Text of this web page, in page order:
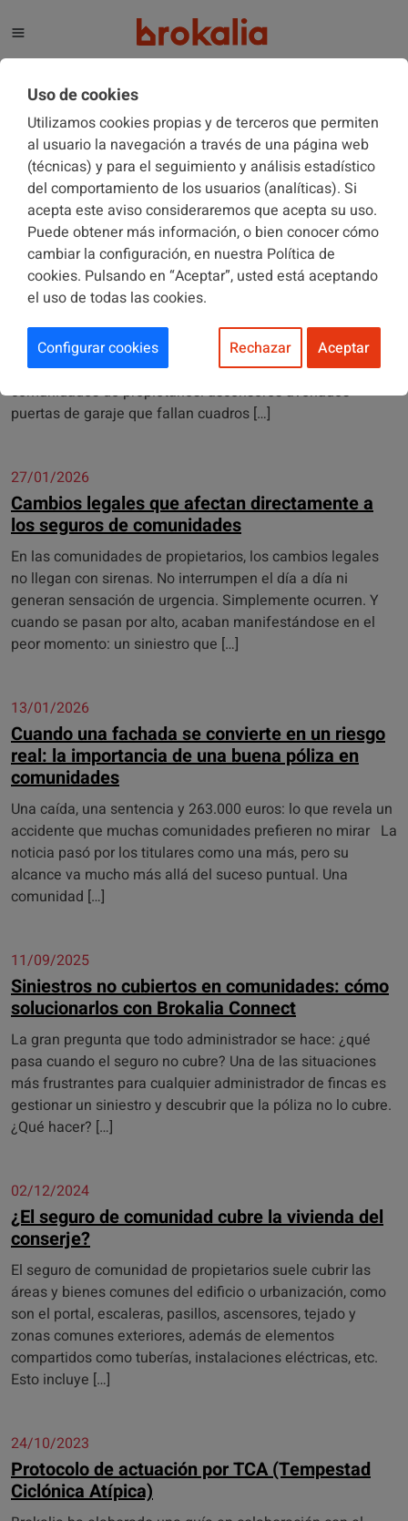
El blog de Brokalia
Coberturas
26/05/2026
Olas de calor en comunidades: averías,
incidencias y problemas que nadie prevé hasta
que ocurren
El calor no solo afecta a las personas. También pone a
prueba a los edificios Cada verano ocurre lo mismo. Suben
las temperaturas… y empiezan a aparecer incidencias en
comunidades de propietarios: ascensores averiados
puertas de garaje que fallan cuadros […]
27/01/2026
Cambios legales que afectan directamente a
los seguros de comunidades
En las comunidades de propietarios, los cambios legales
no llegan con sirenas. No interrumpen el día a día ni
generan sensación de urgencia. Simplemente ocurren. Y
cuando se pasan por alto, acaban manifestándose en el
peor momento: un siniestro que […]
13/01/2026
Cuando una fachada se convierte en un riesgo
real: la importancia de una buena póliza en
comunidades
Una caída, una sentencia y 263.000 euros: lo que revela un
accidente que muchas comunidades prefieren no mirar La
noticia pasó por los titulares como una más, pero su
alcance va mucho más allá del suceso puntual. Una
comunidad […]
11/09/2025
Siniestros no cubiertos en comunidades: cómo
solucionarlos con Brokalia Connect
La gran pregunta que todo administrador se hace: ¿qué
pasa cuando el seguro no cubre? Una de las situaciones
más frustrantes para cualquier administrador de fincas es
gestionar un siniestro y descubrir que la póliza no lo cubre.
¿Qué hacer? […]
02/12/2024
¿El seguro de comunidad cubre la vivienda del
conserje?
El seguro de comunidad de propietarios suele cubrir las
áreas y bienes comunes del edificio o urbanización, como
son el portal, escaleras, pasillos, ascensores, tejado y
zonas comunes exteriores, además de elementos
compartidos como tuberías, instalaciones eléctricas, etc.
Esto incluye […]
24/10/2023
Protocolo de actuación por TCA (Tempestad
Ciclónica Atípica)
Uso de cookies
Utilizamos cookies propias y de terceros que permiten
al usuario la navegación a través de una página web
(técnicas) y para el seguimiento y análisis estadístico
del comportamiento de los usuarios (analíticas). Si
acepta este aviso consideraremos que acepta su uso.
Puede obtener más información, o bien conocer cómo
cambiar la configuración, en nuestra Política de
cookies. Pulsando en “Aceptar”, usted está aceptando
el uso de todas las cookies.
Configurar cookies Rechazar Aceptar